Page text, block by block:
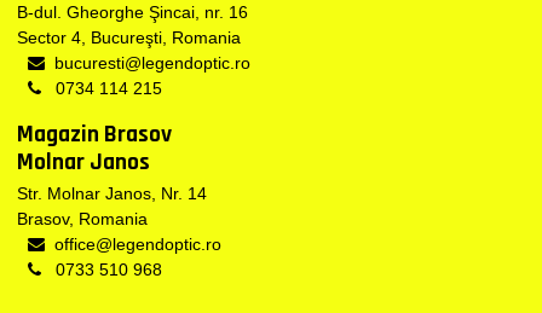
B-dul. Gheorghe Şincai, nr. 16
Sector 4, Bucureşti, Romania
bucuresti@legendoptic.ro
0734 114 215
Magazin Brasov
Molnar Janos
Str. Molnar Janos, Nr. 14
Brasov, Romania
office@legendoptic.ro
0733 510 968